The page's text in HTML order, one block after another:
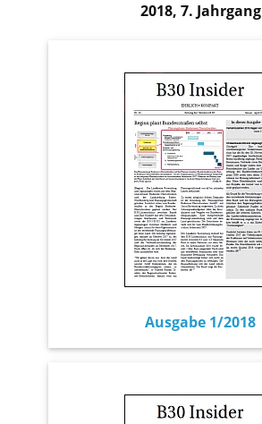
2018, 7. Jahrgang
Ausgabe 1/2018